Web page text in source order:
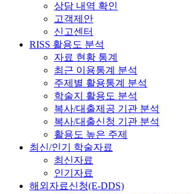
상담 내역 확인
고객제안
신고센터
RISS 활용도 분석
자료 현황 통계
최근 이용통계 분석
주제별 활용통계 분석
학술지 활용도 분석
복사/대출제공 기관 분석
복사/대출신청 기관 분석
활용도 높은 주제
최신/인기 학술자료
최신자료
인기자료
해외자료신청(E-DDS)